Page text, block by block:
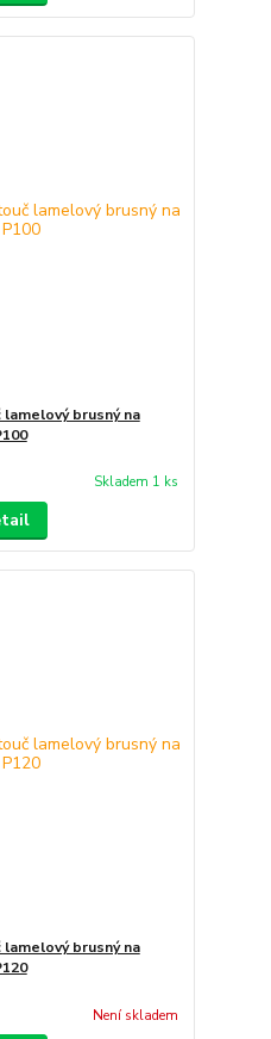
lamelový brusný na
Skladem 1 ks
lamelový brusný na
Není skladem